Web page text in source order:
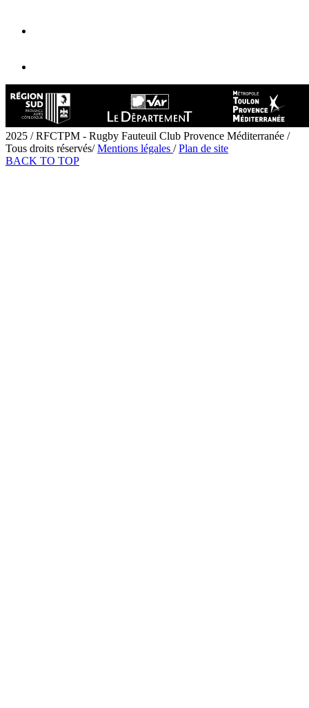
2025 / RFCTPM - Rugby Fauteuil Club Provence Méditerranée /
Tous droits réservés/Mentions légales /Plan de site
BACK TO TOP